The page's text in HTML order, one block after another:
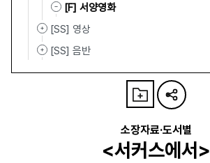
[F] 서양영화
[SS] 영상
[SS] 음반
소장자료·도서별
<서커스에서>